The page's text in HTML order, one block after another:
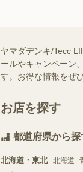
ヤマダデンキ/Tecc
ールやキャンペーン
す。お得な情報をぜ
お店を探す
都道府県から探
北海道・東北 北海道